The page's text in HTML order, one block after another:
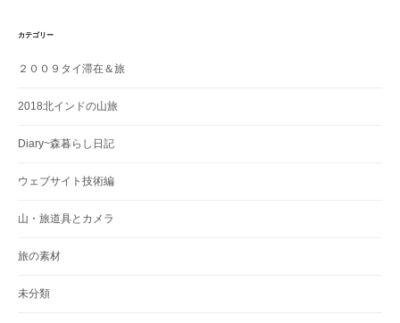
カテゴリー
２００９タイ滞在＆旅
2018北インドの山旅
Diary~森暮らし日記
ウェブサイト技術編
山・旅道具とカメラ
旅の素材
未分類